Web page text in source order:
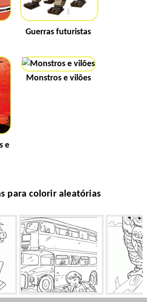
Guerras futuristas
e
Monstros e vilões
para colorir aleatórias
Capital Bus Noite